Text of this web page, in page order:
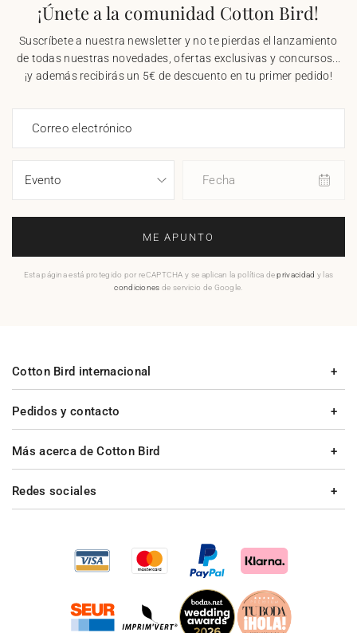
¡Únete a la comunidad Cotton Bird!
Suscríbete a nuestra newsletter y no te pierdas el lanzamiento
de todas nuestras novedades, ofertas exclusivas y concursos...
¡y además recibirás un 5€ de descuento en tu primer pedido!
Correo electrónico
Fecha
ME APUNTO
Esta página está protegido por reCAPTCHA y se aplican la política deprivacidad y las
condiciones de servicio de Google.
Pedidos y contacto
Más acerca de Cotton Bird
Cotton Bird internacional
Redes sociales